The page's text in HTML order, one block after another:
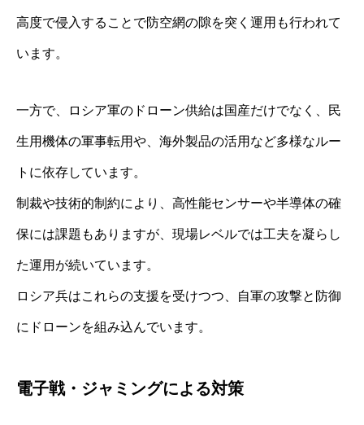
高度で侵入することで防空網の隙を突く運用も行われて
います。
一方で、ロシア軍のドローン供給は国産だけでなく、民
生用機体の軍事転用や、海外製品の活用など多様なルー
トに依存しています。
制裁や技術的制約により、高性能センサーや半導体の確
保には課題もありますが、現場レベルでは工夫を凝らし
た運用が続いています。
ロシア兵はこれらの支援を受けつつ、自軍の攻撃と防御
にドローンを組み込んでいます。
電子戦・ジャミングによる対策